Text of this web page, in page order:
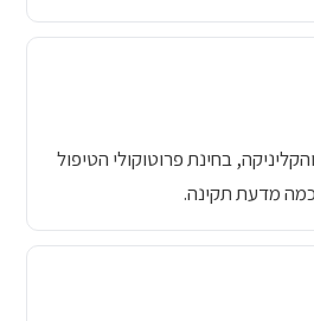
בחינת פרוטוקולי הטיפול
מדעת תקינה.